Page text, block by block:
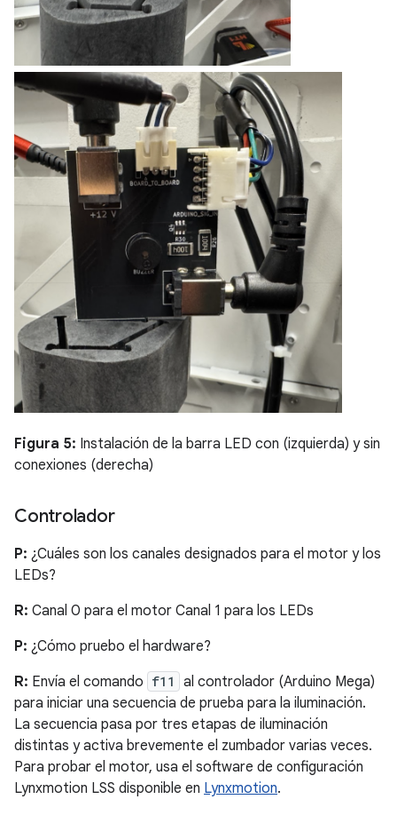
Figura 5: Instalación de la barra LED con (izquierda) y sin
conexiones (derecha)
Controlador
P: ¿Cuáles son los canales designados para el motor y los
LEDs?
R: Canal 0 para el motor Canal 1 para los LEDs
P: ¿Cómo pruebo el hardware?
R: Envía el comando f11
al controlador (Arduino Mega)
para iniciar una secuencia de prueba para la iluminación.
La secuencia pasa por tres etapas de iluminación
distintas y activa brevemente el zumbador varias veces.
Para probar el motor, usa el software de configuración
Lynxmotion LSS disponible en Lynxmotion.